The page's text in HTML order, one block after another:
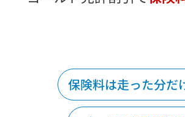
保険料は走った分だ